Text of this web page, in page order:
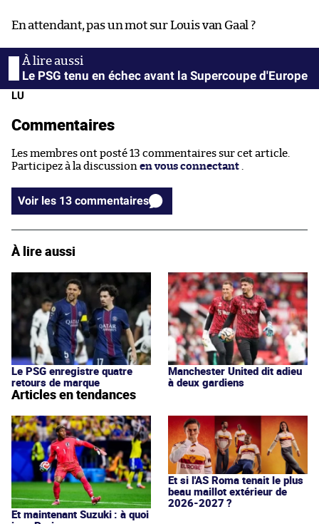
En attendant, pas un mot sur Louis van Gaal ?
Le PSG tenu en échec avant la Supercoupe d'Europe
LU
Commentaires
Les membres ont posté 13 commentaires sur cet article.
Participez à la discussion en vous connectant .
Voir les 13 commentaires
À lire aussi
Le PSG enregistre quatre
retours de marque
Manchester United dit adieu
à deux gardiens
Articles en tendances
Et maintenant Suzuki : à quoi
Et si l'AS Roma tenait le plus
beau maillot extérieur de
2026-2027 ?